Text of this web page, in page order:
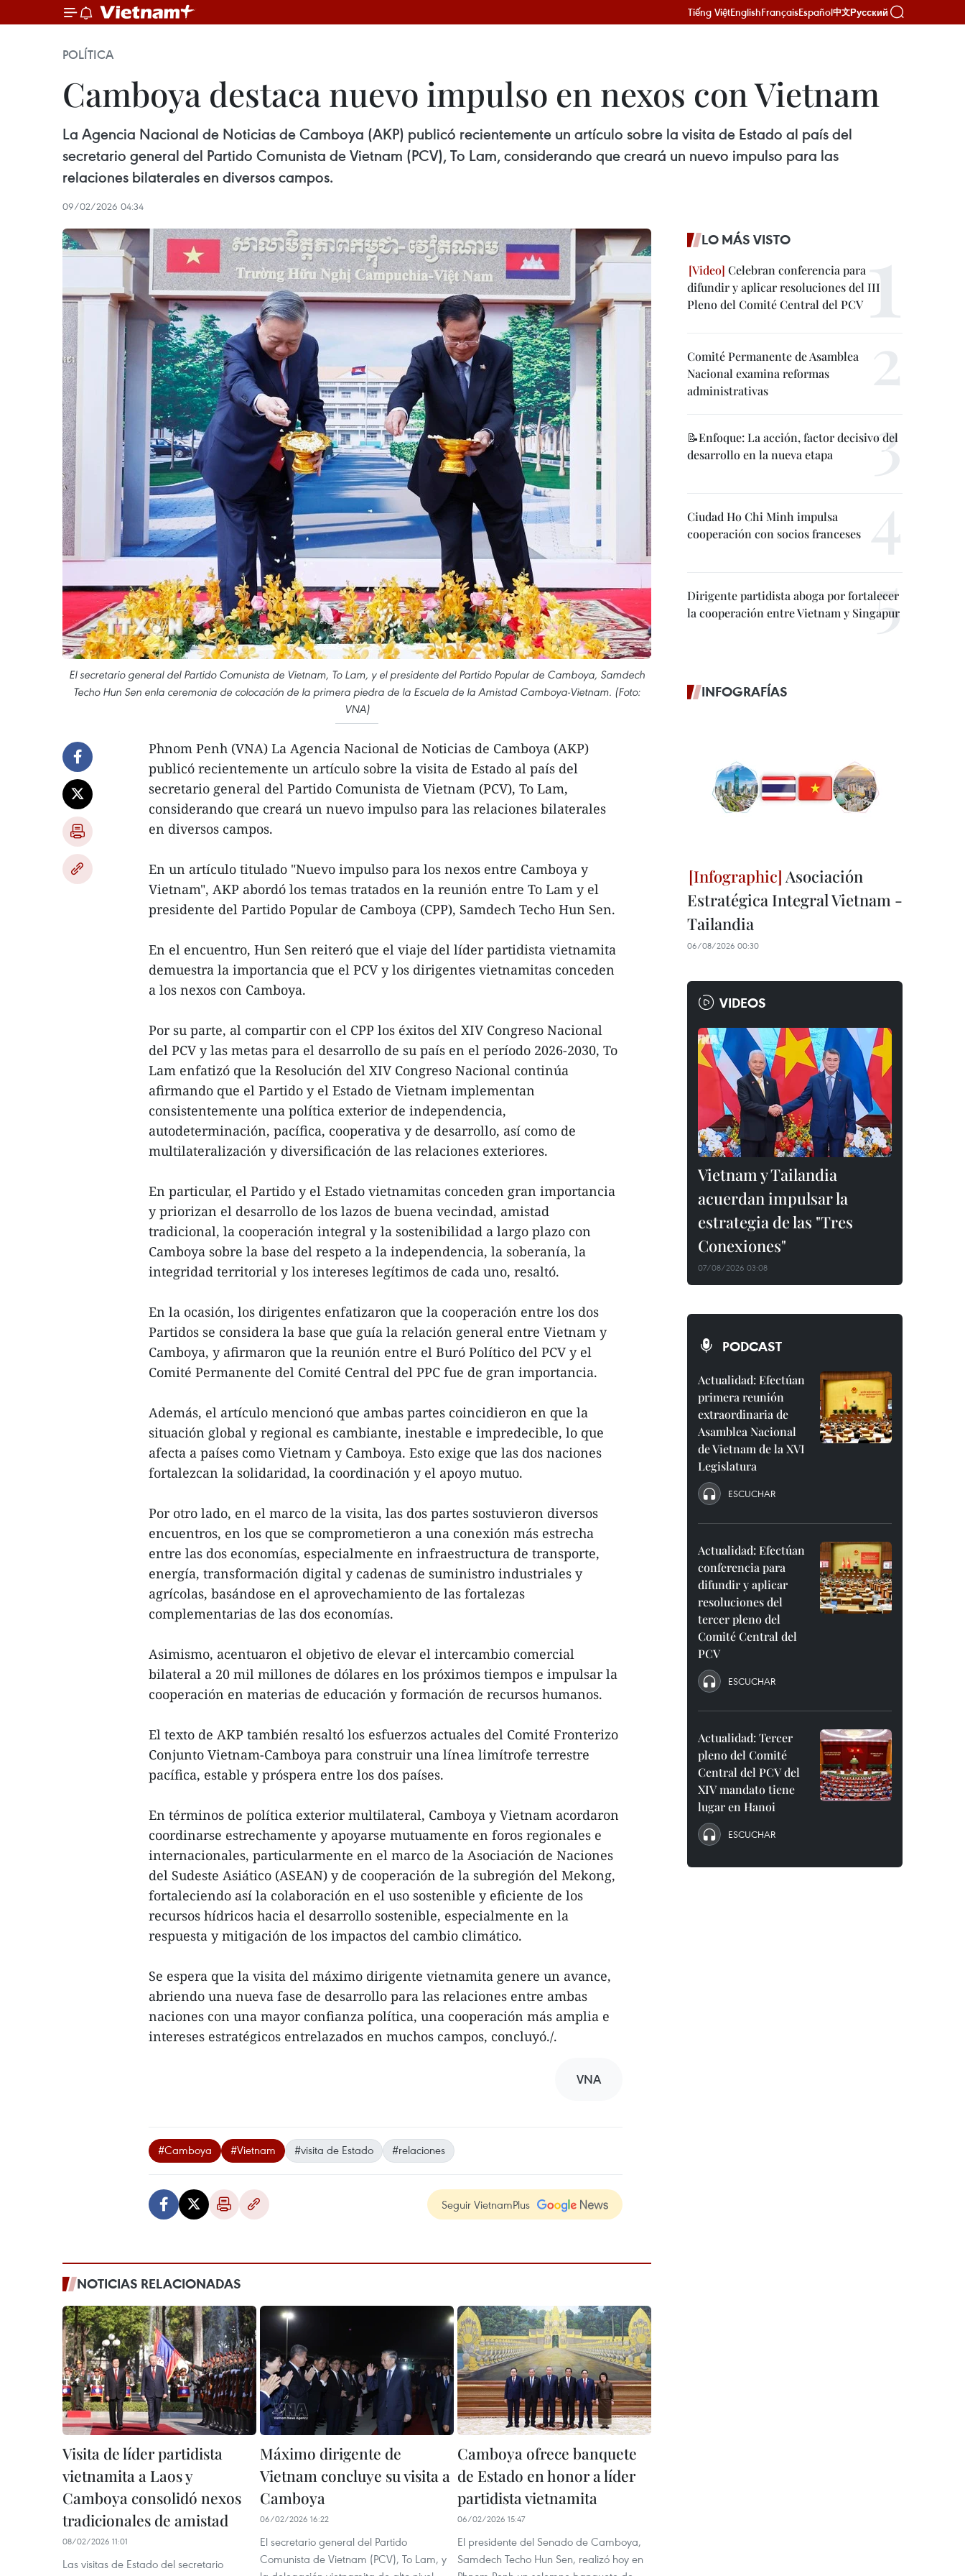
Tiếng ViệtEnglishFrançaisEspañol中文Русский
POLÍTICA
Camboya destaca nuevo impulso en nexos con Vietnam
La Agencia Nacional de Noticias de Camboya (AKP) publicó recientemente un artículo sobre la visita de Estado al país del
secretario general del Partido Comunista de Vietnam (PCV), To Lam, considerando que creará un nuevo impulso para las
relaciones bilaterales en diversos campos.
09/02/2026 04:34
El secretario general del Partido Comunista de Vietnam, To Lam, y el presidente del Partido Popular de Camboya, Samdech
Techo Hun Sen enla ceremonia de colocación de la primera piedra de la Escuela de la Amistad Camboya-Vietnam. (Foto:
VNA)
Phnom Penh (VNA) La Agencia Nacional de Noticias de Camboya (AKP)
publicó recientemente un artículo sobre la visita de Estado al país del
secretario general del Partido Comunista de Vietnam (PCV), To Lam,
considerando que creará un nuevo impulso para las relaciones bilaterales
en diversos campos.
En un artículo titulado "Nuevo impulso para los nexos entre Camboya y
Vietnam", AKP abordó los temas tratados en la reunión entre To Lam y el
presidente del Partido Popular de Camboya (CPP), Samdech Techo Hun Sen.
En el encuentro, Hun Sen reiteró que el viaje del líder partidista vietnamita
demuestra la importancia que el PCV y los dirigentes vietnamitas conceden
a los nexos con Camboya.
Por su parte, al compartir con el CPP los éxitos del XIV Congreso Nacional
del PCV y las metas para el desarrollo de su país en el período 2026-2030, To
Lam enfatizó que la Resolución del XIV Congreso Nacional continúa
afirmando que el Partido y el Estado de Vietnam implementan
consistentemente una política exterior de independencia,
autodeterminación, pacífica, cooperativa y de desarrollo, así como de
multilateralización y diversificación de las relaciones exteriores.
En particular, el Partido y el Estado vietnamitas conceden gran importancia
y priorizan el desarrollo de los lazos de buena vecindad, amistad
tradicional, la cooperación integral y la sostenibilidad a largo plazo con
Camboya sobre la base del respeto a la independencia, la soberanía, la
integridad territorial y los intereses legítimos de cada uno, resaltó.
En la ocasión, los dirigentes enfatizaron que la cooperación entre los dos
Partidos se considera la base que guía la relación general entre Vietnam y
Camboya, y afirmaron que la reunión entre el Buró Político del PCV y el
Comité Permanente del Comité Central del PPC fue de gran importancia.
Además, el artículo mencionó que ambas partes coincidieron en que la
situación global y regional es cambiante, inestable e impredecible, lo que
afecta a países como Vietnam y Camboya. Esto exige que las dos naciones
fortalezcan la solidaridad, la coordinación y el apoyo mutuo.
Por otro lado, en el marco de la visita, las dos partes sostuvieron diversos
encuentros, en los que se comprometieron a una conexión más estrecha
entre las dos economías, especialmente en infraestructura de transporte,
energía, transformación digital y cadenas de suministro industriales y
agrícolas, basándose en el aprovechamiento de las fortalezas
complementarias de las dos economías.
Asimismo, acentuaron el objetivo de elevar el intercambio comercial
bilateral a 20 mil millones de dólares en los próximos tiempos e impulsar la
cooperación en materias de educación y formación de recursos humanos.
El texto de AKP también resaltó los esfuerzos actuales del Comité Fronterizo
Conjunto Vietnam-Camboya para construir una línea limítrofe terrestre
pacífica, estable y próspera entre los dos países.
En términos de política exterior multilateral, Camboya y Vietnam acordaron
coordinarse estrechamente y apoyarse mutuamente en foros regionales e
internacionales, particularmente en el marco de la Asociación de Naciones
del Sudeste Asiático (ASEAN) y de cooperación de la subregión del Mekong,
fortaleciendo así la colaboración en el uso sostenible y eficiente de los
recursos hídricos hacia el desarrollo sostenible, especialmente en la
respuesta y mitigación de los impactos del cambio climático.
Se espera que la visita del máximo dirigente vietnamita genere un avance,
abriendo una nueva fase de desarrollo para las relaciones entre ambas
naciones con una mayor confianza política, una cooperación más amplia e
intereses estratégicos entrelazados en muchos campos, concluyó./.
VNA
#Camboya #Vietnam #visita de Estado #relaciones
Seguir VietnamPlus
NOTICIAS RELACIONADAS
Visita de líder partidista
vietnamita a Laos y
Camboya consolidó nexos
tradicionales de amistad
08/02/2026 11:01
Las visitas de Estado del secretario
Máximo dirigente de
Vietnam concluye su visita a
Camboya
06/02/2026 16:22
El secretario general del Partido
Comunista de Vietnam (PCV), To Lam, y
Camboya ofrece banquete
de Estado en honor a líder
partidista vietnamita
06/02/2026 15:47
El presidente del Senado de Camboya,
Samdech Techo Hun Sen, realizó hoy en
LO MÁS VISTO
Celebran conferencia para
difundir y aplicar resoluciones del III
Pleno del Comité Central del PCV
Comité Permanente de Asamblea
Nacional examina reformas
administrativas
📝Enfoque: La acción, factor decisivo del
desarrollo en la nueva etapa
Ciudad Ho Chi Minh impulsa
cooperación con socios franceses
Dirigente partidista aboga por fortalecer
la cooperación entre Vietnam y Singapur
INFOGRAFÍAS
Asociación
Estratégica Integral Vietnam -
Tailandia
06/08/2026 00:30
VIDEOS
Vietnam y Tailandia
acuerdan impulsar la
estrategia de las "Tres
Conexiones"
07/08/2026 03:08
PODCAST
Actualidad: Efectúan
primera reunión
extraordinaria de
Asamblea Nacional
de Vietnam de la XVI
Legislatura
ESCUCHAR
Actualidad: Efectúan
conferencia para
difundir y aplicar
resoluciones del
tercer pleno del
Comité Central del
PCV
ESCUCHAR
Actualidad: Tercer
pleno del Comité
Central del PCV del
XIV mandato tiene
lugar en Hanoi
ESCUCHAR